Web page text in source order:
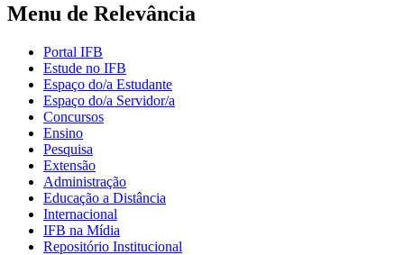
Menu de Relevância
Portal IFB
Estude no IFB
Espaço do/a Estudante
Espaço do/a Servidor/a
Concursos
Ensino
Pesquisa
Extensão
Administração
Educação a Distância
Internacional
IFB na Mídia
Repositório Institucional